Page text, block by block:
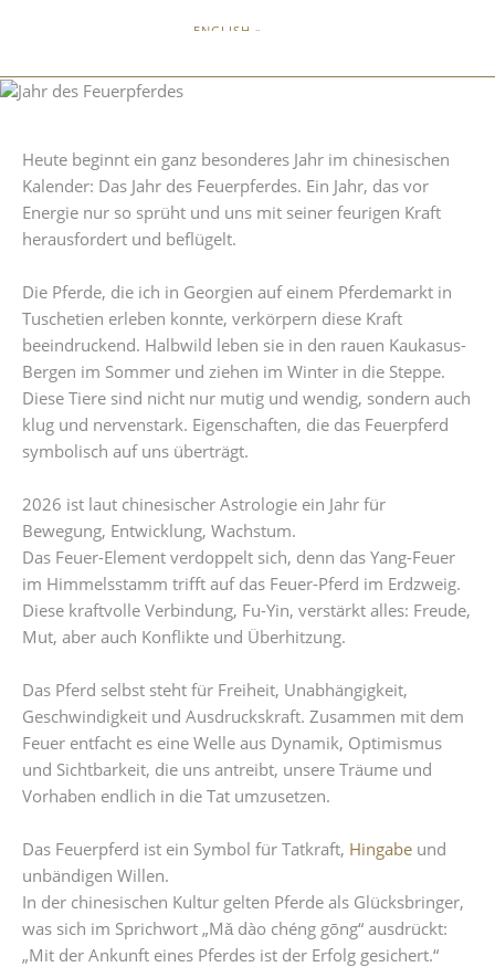
ENGLISH »
Heute beginnt ein ganz besonderes Jahr im chinesischen
Kalender: Das Jahr des Feuerpferdes. Ein Jahr, das vor
Energie nur so sprüht und uns mit seiner feurigen Kraft
herausfordert und beflügelt.
Die Pferde, die ich in Georgien auf einem Pferdemarkt in
Tuschetien erleben konnte, verkörpern diese Kraft
beeindruckend. Halbwild leben sie in den rauen Kaukasus-
Bergen im Sommer und ziehen im Winter in die Steppe.
Diese Tiere sind nicht nur mutig und wendig, sondern auch
klug und nervenstark. Eigenschaften, die das Feuerpferd
symbolisch auf uns überträgt.
2026 ist laut chinesischer Astrologie ein Jahr für
Bewegung, Entwicklung, Wachstum.
Das Feuer-Element verdoppelt sich, denn das Yang-Feuer
im Himmelsstamm trifft auf das Feuer-Pferd im Erdzweig.
Diese kraftvolle Verbindung, Fu-Yin, verstärkt alles: Freude,
Mut, aber auch Konflikte und Überhitzung.
Das Pferd selbst steht für Freiheit, Unabhängigkeit,
Geschwindigkeit und Ausdruckskraft. Zusammen mit dem
Feuer entfacht es eine Welle aus Dynamik, Optimismus
und Sichtbarkeit, die uns antreibt, unsere Träume und
Vorhaben endlich in die Tat umzusetzen.
Das Feuerpferd ist ein Symbol für Tatkraft, Hingabe und
unbändigen Willen.
In der chinesischen Kultur gelten Pferde als Glücksbringer,
was sich im Sprichwort „Mǎ dào chéng gōng“ ausdrückt:
„Mit der Ankunft eines Pferdes ist der Erfolg gesichert.“